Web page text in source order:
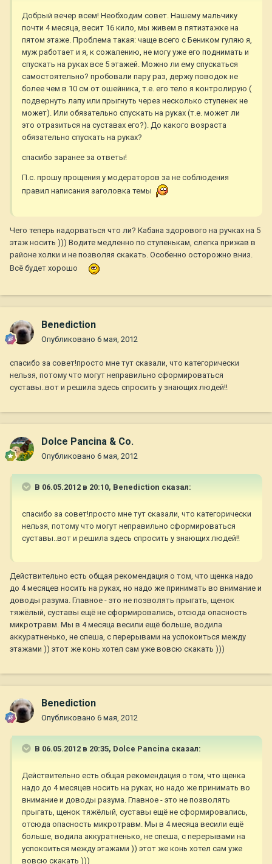
Добрый вечер всем! Необходим совет. Нашему мальчику
почти 4 месяца, весит 16 кило, мы живем в пятиэтажке на
пятом этаже. Проблема такая: чаще всего с Беником гуляю я,
муж работает и я, к сожалению, не могу уже его поднимать и
спускать на руках все 5 этажей. Можно ли ему спускаться
самостоятельно? пробовали пару раз, держу поводок не
более чем в 10 см от ошейника, т.е. его тело я контролирую (
подвернуть лапу или прыгнуть через несколько ступенек не
может). Или обязательно спускать на руках (т.е. может ли
это отразиться на суставах его?). До какого возраста
обязательно спускать на руках?
спасибо заранее за ответы!
П.с. прошу прощения у модераторов за не соблюдения
правил написания заголовка темы
Чего теперь надорваться что ли? Кабана здорового на ручках на 5
этаж носить ))) Водите медленно по ступенькам, слегка прижав в
районе холки и не позволяя скакать. Особенно осторожно вниз.
Всё будет хорошо
Benediction
Опубликовано 6 мая, 2012
спасибо за совет!просто мне тут сказали, что категорически
нельзя, потому что могут неправильно сформироваться
суставы..вот и решила здесь спросить у знающих людей!!
Dolce Pancina & Co.
Опубликовано 6 мая, 2012
В 06.05.2012 в 20:10, Benediction сказал:
спасибо за совет!просто мне тут сказали, что категорически
нельзя, потому что могут неправильно сформироваться
суставы..вот и решила здесь спросить у знающих людей!!
Действительно есть общая рекомендация о том, что щенка надо
до 4 месяцев носить на руках, но надо же принимать во внимание и
доводы разума. Главное - это не позволять прыгать, щенок
тяжёлый, суставы ещё не сформировались, отсюда опасность
микротравм. Мы в 4 месяца весили ещё больше, водила
аккуратненько, не спеша, с перерывами на успокоиться между
этажами )) этот же конь хотел сам уже вовсю скакать )))
Benediction
Опубликовано 6 мая, 2012
В 06.05.2012 в 20:35, Dolce Pancina сказал:
Действительно есть общая рекомендация о том, что щенка
надо до 4 месяцев носить на руках, но надо же принимать во
внимание и доводы разума. Главное - это не позволять
прыгать, щенок тяжёлый, суставы ещё не сформировались,
отсюда опасность микротравм. Мы в 4 месяца весили ещё
больше, водила аккуратненько, не спеша, с перерывами на
успокоиться между этажами )) этот же конь хотел сам уже
вовсю скакать )))